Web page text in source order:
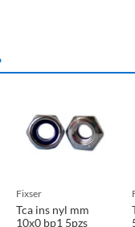
explorar
y rondanas, o
a asegurar tus
fixser
Tca ins nyl mm
10x0 bp1 5pzs